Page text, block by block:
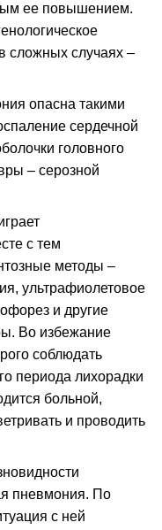
ее повышением.
сложных случаях –
опасна такими
сердечной
головного
– серозной
с тем
методы –
ультрафиолетовое
и другие
Во избежание
соблюдать
периода лихорадки
больной,
и проводить
пневмония. По
с ней